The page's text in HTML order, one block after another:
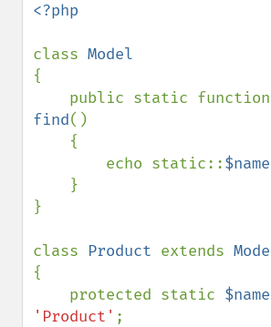
<?php
class
{
find()
        echo static::
$name
}
class Product extends
{
    protected static
$name
'Product' ;